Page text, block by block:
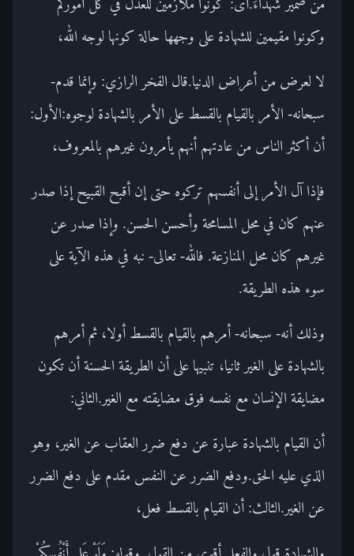
من ضمير شُهَداءَ.أى: كونوا ملازمين للعدل في كل أموركم
وكونوا مقيمين للشهادة على وجهها حالة كونها لوجه الله،
لا لعرض من أعراض الدنيا.قال الفخر الرازي: وإنما قدم-
سبحانه- الأمر بالقيام بالقسط على الأمر بالشهادة لوجوه:الأول:
أن أكثر الناس من عادتهم أنهم يأمرون غيرهم بالمعروف،
فإذا آل الأمر إلى أنفسهم تركوه حتى إن أقبح القبيح إذا صدر
عنهم كان في محل المسامحة وأحسن الحسن. وإذا صدر عن
غيرهم كان محل المنازعة. فالله- تعالى- نبه في هذه الآية على
سوء هذه الطريقة.
وذلك أنه- سبحانه- أمرهم بالقيام بالقسط أولا، ثم أمرهم
بالشهادة على الغير ثانيا، تنبيها على أن الطريقة الحسنة أن تكون
مضايقة الإنسان مع نفسه فوق مضايقته مع الغير.الثاني:
أن القيام بالشهادة عبارة عن دفع ضرر العقاب عن الغير، وهو
الذي عليه الحق.ودفع الضرر عن النفس مقدم على دفع الضرر
عن الغير.الثالث: أن القيام بالقسط فعل،
والشهادة قول والفعل أقوى من القول .وقوله: وَلَوْ عَلى أَنْفُسِكُمْ